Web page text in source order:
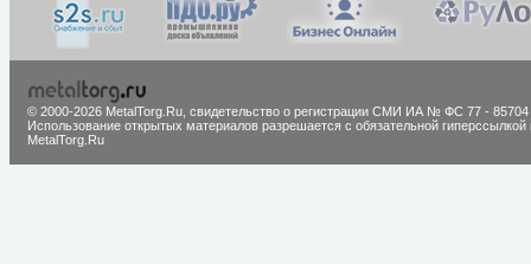
© 2000-2026 MetalTorg.Ru, cвидетельство о регистрации СМИ ИА № ФС 77 - 85704
Использование открытых материалов разрешается с обязательной гиперссылкой
MetalTorg.Ru